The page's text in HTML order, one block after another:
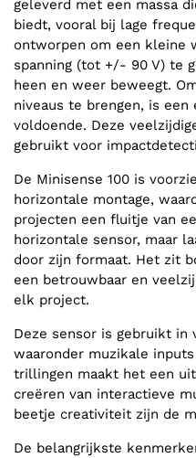
geleverd met een massa
biedt, vooral bij lage
ontworpen om een kleine
spanning (tot +/- 90 V) te
heen en weer beweegt.
niveaus te brengen, is een
voldoende. Deze
gebruikt voor
De Minisense 100 is
horizontale montage,
projecten een fluitje van
horizontale sensor, maar
door zijn formaat. Het zit
een betrouwbaar en
elk project.
Deze sensor is gebruikt in
waaronder muzikale
trillingen maakt het een
creëren van interactieve
beetje creativiteit zijn de
De belangrijkste